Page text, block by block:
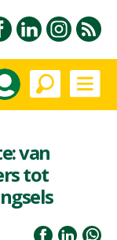
van
tot